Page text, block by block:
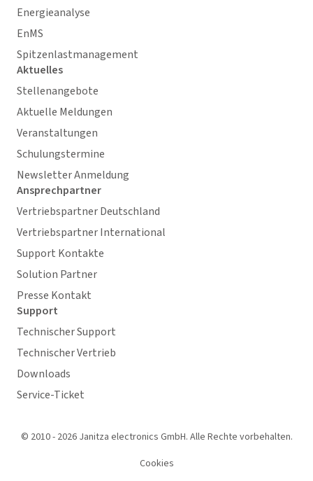
Energieanalyse
EnMS
Spitzenlastmanagement
Aktuelles
Stellenangebote
Aktuelle Meldungen
Veranstaltungen
Schulungstermine
Newsletter Anmeldung
Ansprechpartner
Vertriebspartner Deutschland
Vertriebspartner International
Support Kontakte
Solution Partner
Presse Kontakt
Support
Technischer Support
Technischer Vertrieb
Downloads
Service-Ticket
© 2010 - 2026 Janitza electronics GmbH. Alle Rechte vorbehalten.
Cookies